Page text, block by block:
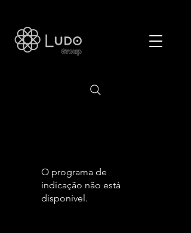
O programa de
indicação não está
disponível.